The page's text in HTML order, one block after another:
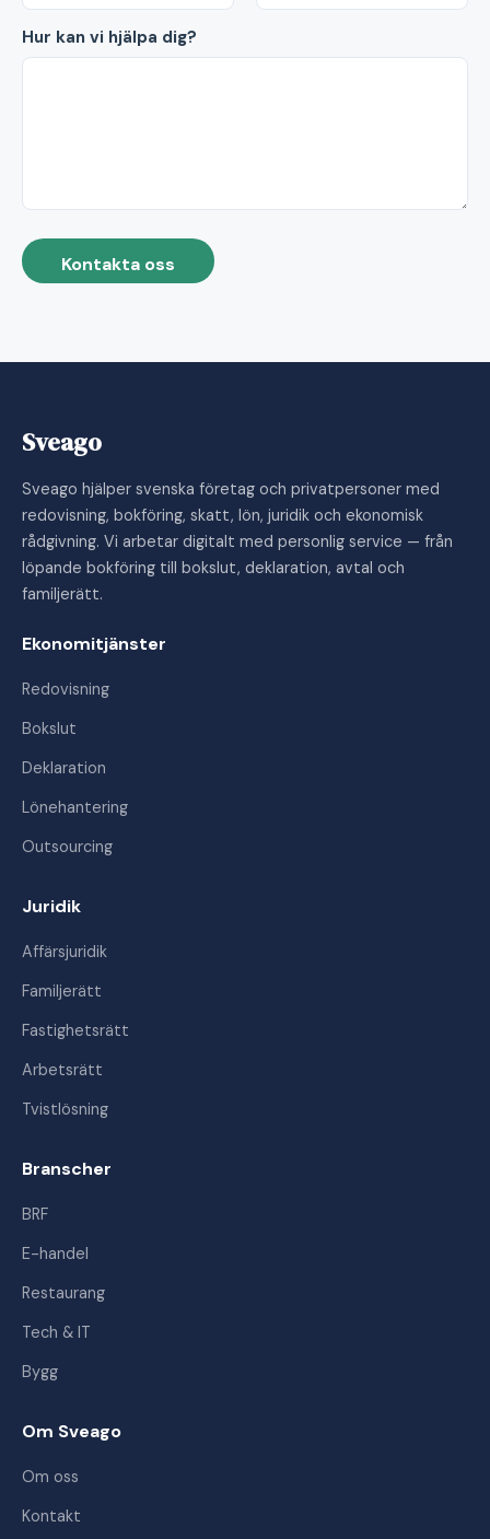
Hur kan vi hjälpa dig?
Kontakta oss
Sveago
Sveago hjälper svenska företag och privatpersoner med
redovisning, bokföring, skatt, lön, juridik och ekonomisk
rådgivning. Vi arbetar digitalt med personlig service — från
löpande bokföring till bokslut, deklaration, avtal och
familjerätt.
Ekonomitjänster
Redovisning
Bokslut
Deklaration
Lönehantering
Outsourcing
Juridik
Affärsjuridik
Familjerätt
Fastighetsrätt
Arbetsrätt
Tvistlösning
Branscher
BRF
E-handel
Restaurang
Tech & IT
Bygg
Om Sveago
Om oss
Kontakt